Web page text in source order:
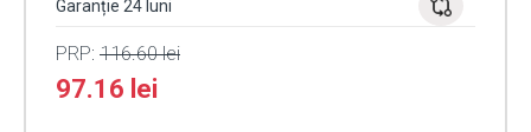
Garanție 24 luni
PRP: 116.60lei
97.16 lei